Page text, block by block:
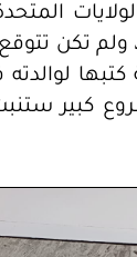
المتحدة.
تكن تتوقع
لوالدته
كبير